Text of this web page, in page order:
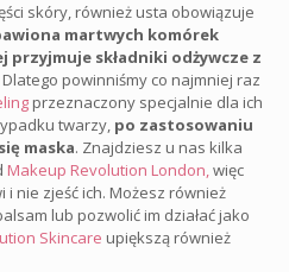
skóry, również usta obowiązuje
martwych komórek
przyjmuje składniki odżywcze z
Dlatego powinniśmy co najmniej raz
przeznaczony specjalnie dla ich
twarzy, po zastosowaniu
maska. Znajdziesz u nas kilka
Makeup Revolution London,więc
nie zjeść ich. Możesz również
lub pozwolić im działać jako
Skincare upiększą również